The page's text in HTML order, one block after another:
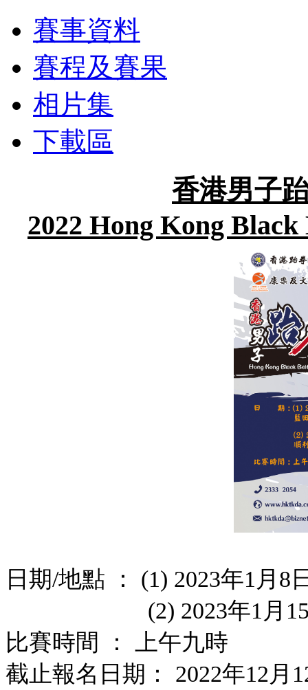
賽事資料
賽程及賽果
相片集
下載區
香港男子
2022 Hong Kong
日期/地點 ： (1) 2023年1月
(2) 2023年1月15日 (
比賽時間 ： 上午九時
截止報名日期： 2022年12月